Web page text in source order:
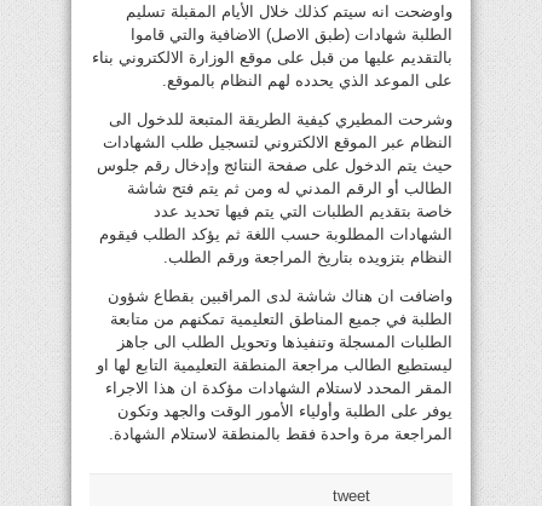
واوضحت انه سيتم كذلك خلال الأيام المقبلة تسليم
الطلبة شهادات (طبق الاصل) الاضافية والتي قاموا
بالتقديم عليها من قبل على موقع الوزارة الالكتروني بناء
على الموعد الذي يحدده لهم النظام بالموقع.
وشرحت المطيري كيفية الطريقة المتبعة للدخول الى
النظام عبر الموقع الالكتروني لتسجيل طلب الشهادات
حيث يتم الدخول على صفحة النتائج وإدخال رقم جلوس
الطالب أو الرقم المدني له ومن ثم يتم فتح شاشة
خاصة بتقديم الطلبات التي يتم فيها تحديد عدد
الشهادات المطلوبة حسب اللغة ثم يؤكد الطلب فيقوم
النظام بتزويده بتاريخ المراجعة ورقم الطلب.
واضافت ان هناك شاشة لدى المراقبين بقطاع شؤون
الطلبة في جميع المناطق التعليمية تمكنهم من متابعة
الطلبات المسجلة وتنفيذها وتحويل الطلب الى جاهز
ليستطيع الطالب مراجعة المنطقة التعليمية التابع لها او
المقر المحدد لاستلام الشهادات مؤكدة ان هذا الاجراء
يوفر على الطلبة وأولياء الأمور الوقت والجهد وتكون
المراجعة مرة واحدة فقط بالمنطقة لاستلام الشهادة.
tweet